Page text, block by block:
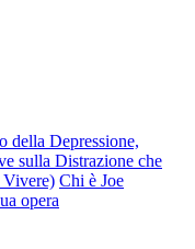
della Depressione,
sulla Distrazione che
Vivere) Chi è Joe
opera